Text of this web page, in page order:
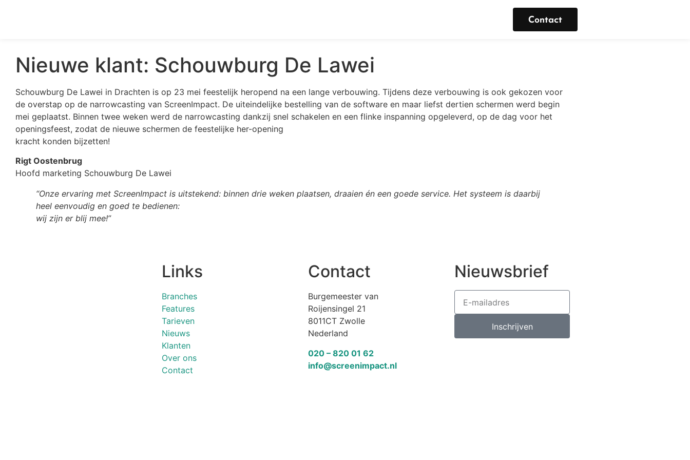
Contact
Nieuwe klant: Schouwburg De Lawei
Schouwburg De Lawei in Drachten is op 23 mei feestelijk heropend na een lange verbouwing. Tijdens deze verbouwing is ook gekozen voor
de overstap op de narrowcasting van ScreenImpact. De uiteindelijke bestelling van de software en maar liefst dertien schermen werd begin
mei geplaatst. Binnen twee weken werd de narrowcasting dankzij snel schakelen en een flinke inspanning opgeleverd, op de dag voor het
openingsfeest, zodat de nieuwe schermen de feestelijke her-opening
kracht konden bijzetten!
Rigt Oostenbrug
Hoofd marketing Schouwburg De Lawei
“Onze ervaring met ScreenImpact is uitstekend: binnen drie weken plaatsen, draaien én een goede service. Het systeem is daarbij
heel eenvoudig en goed te bedienen:
wij zijn er blij mee!”
Links
Branches
Features
Tarieven
Nieuws
Klanten
Over ons
Contact
Contact
Burgemeester van
Roijensingel 21
8011CT Zwolle
Nederland
020 – 820 01 62
info@screenimpact.nl
Nieuwsbrief
Inschrijven